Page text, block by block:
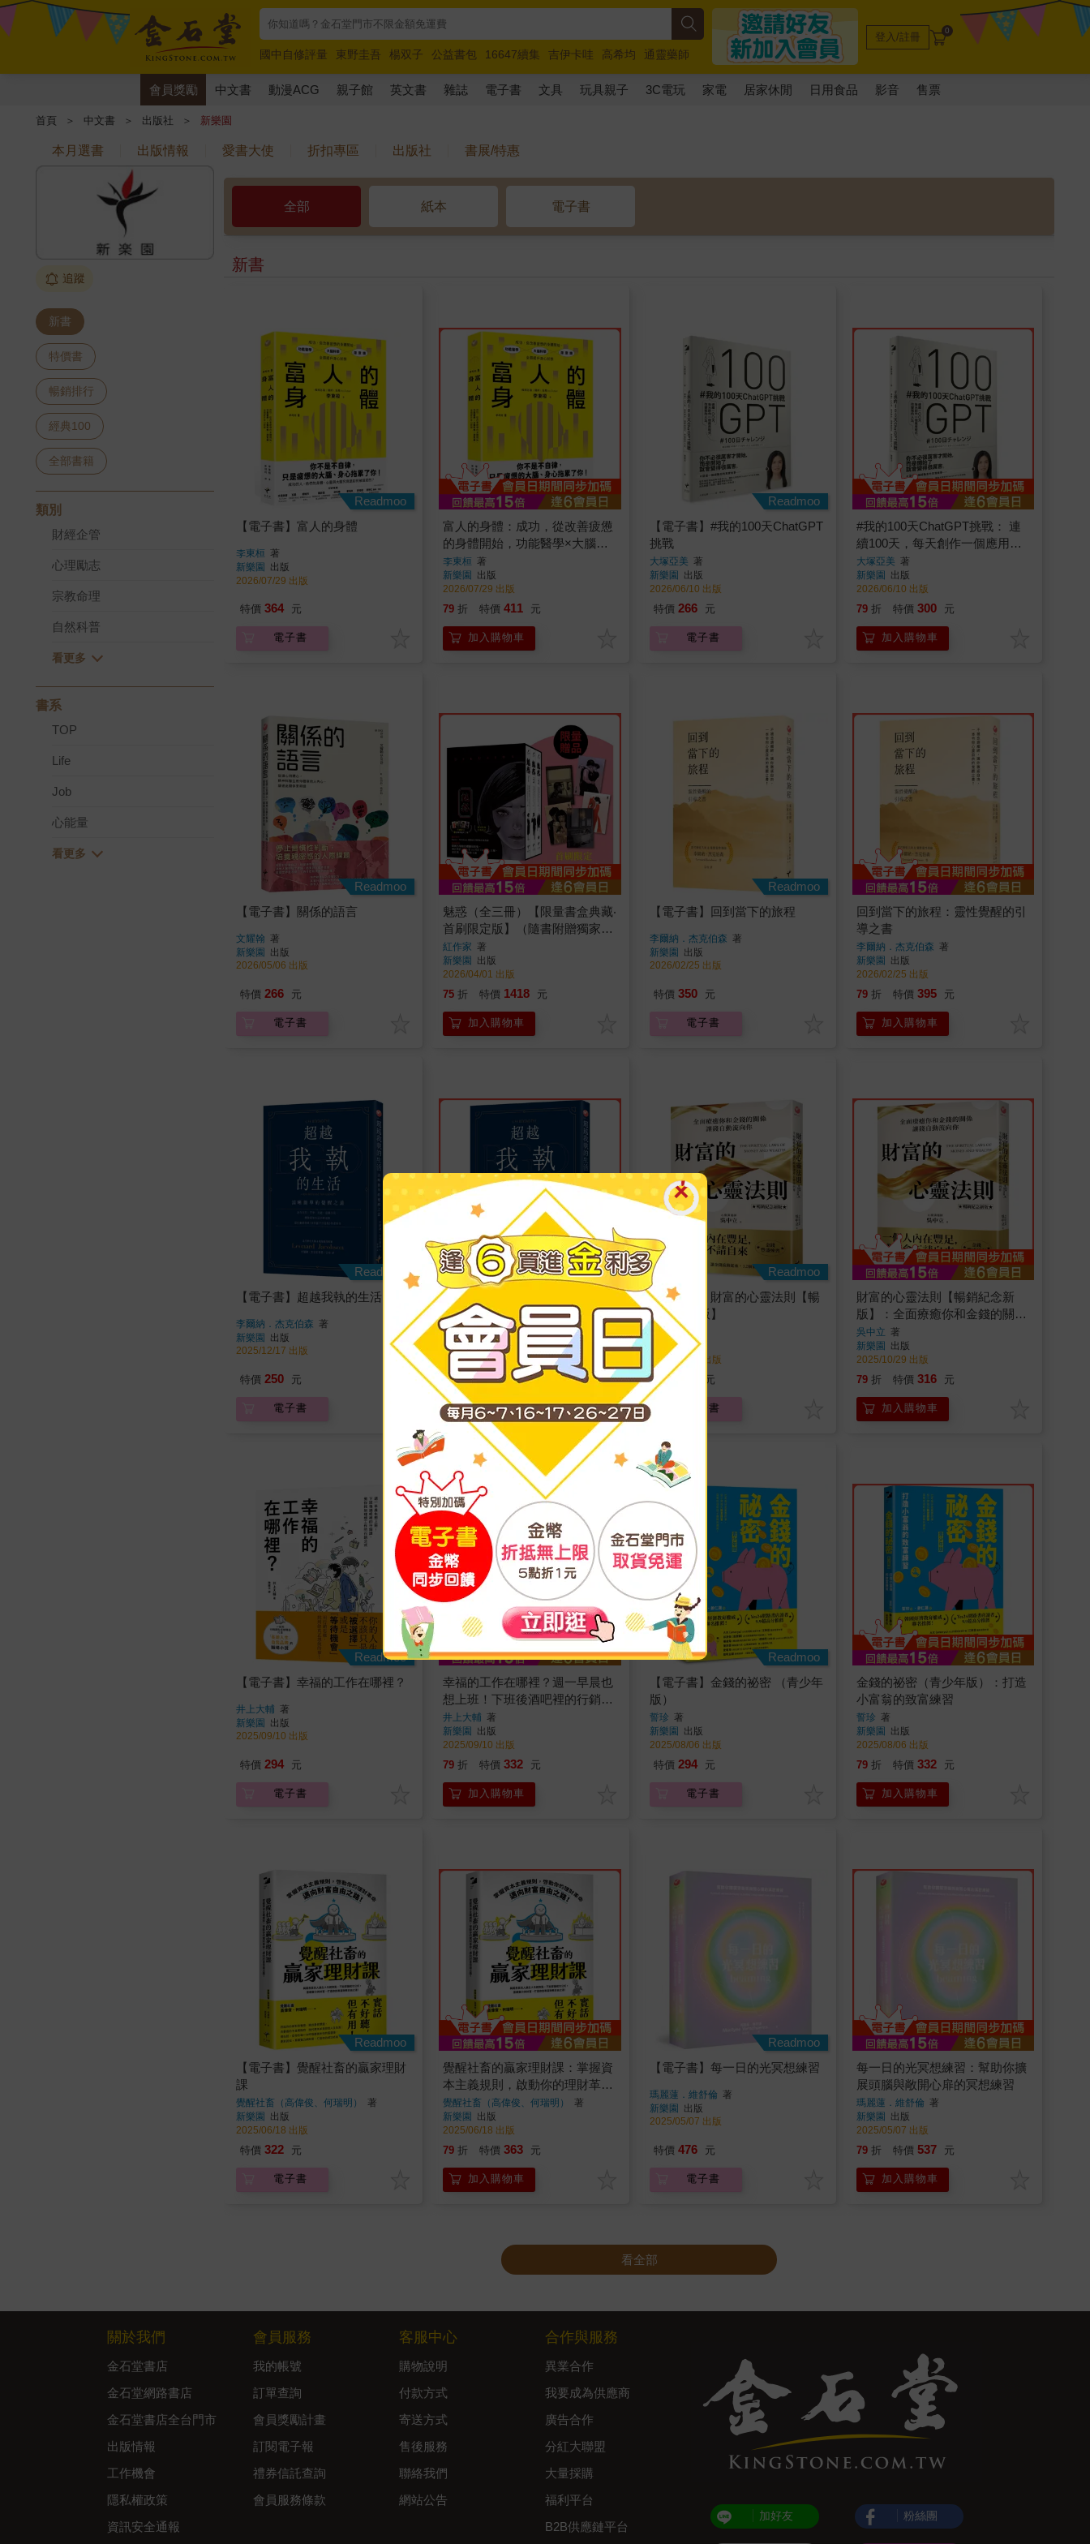
國中自修評量 東野圭吾 楊双子 公益書包 16647續集 吉伊卡哇 高希均
通靈藥師
唯紅花綻放
奧德賽 路邊攤新作 馬斯克 玩具總動員5 超慢跑
登入/註冊 0
會員獎勵 中文書 動漫ACG 親子館 英文書 雜誌 電子書 文具 玩具親子 3C電玩 家電 居家休閒 日用食品 影音 售票
首頁 ＞ 中文書 ＞ 出版社 ＞ 新樂園
本月選書 出版情報 愛書大使 折扣專區 出版社 書展/特惠
追蹤
新書
特價書
暢銷排行
經典100
全部書籍
類別
財經企管
心理勵志
宗教命理
自然科普
書系
TOP
Life
Job
心能量
全部 紙本 電子書
新書
Readmoo
【電子書】富人的身體
李東桓 著
新樂園 出版
2026/07/29 出版
特價 364 元
電子書
富人的身體：成功，從改善疲憊
的身體開始，功能醫學×大腦科
學×潛意識，全面提升身心狀態
李東桓 著
新樂園
出版
2026/07/29 出版
79 折 特價 411 元
加入購物車
Readmoo
【電子書】#我的100天ChatGPT
挑戰
大塚亞美 著
新樂園
出版
2026/06/10 出版
特價 266 元
電子書
#我的100天ChatGPT挑戰： 連
續100天，每天創作一個應用程
式，改變我的人生
大塚亞美 著
新樂園
出版
2026/06/10 出版
79 折 特價 300 元
加入購物車
Readmoo
【電子書】關係的語言
文耀翰 著
新樂園 出版
2026/05/06 出版
特價 266 元
電子書
魅惑（全三冊）【限量書盒典藏‧
首刷限定版】（隨書附贈獨家授
權愛藏明信片5款）
紅作家 著
新樂園
出版
2026/04/01 出版
75 折 特價 1418 元
加入購物車
Readmoo
【電子書】回到當下的旅程
李爾納．杰克伯森 著
新樂園 出版
2026/02/25 出版
特價 350 元
電子書
回到當下的旅程：靈性覺醒的引
導之書
李爾納．杰克伯森 著
新樂園
出版
2026/02/25 出版
79 折 特價 395 元
加入購物車
Readmoo
【電子書】超越我執的生活
李爾納．杰克伯森 著
新樂園 出版
2025/12/17 出版
特價 250 元
電子書
超越我執的生活：清晰簡單的覺
醒之道
李爾納．杰克伯森著
新樂園
出版
2025/12/17 出版
79 折 特價 300 元
加入購物車
Readmoo
【電子書】財富的心靈法則【暢
銷紀念新版】
吳中立
著
新樂園
出版
2025/10/29 出版
特價 元
電子書
財富的心靈法則【暢銷紀念新
版】：全面療癒你和金錢的關
係，讓錢自動流向你
吳中立 著
新樂園
出版
2025/10/29 出版
79 折 特價 316 元
加入購物車
Readmoo
【電子書】幸福的工作在哪裡？
井上大輔 著
新樂園 出版
2025/09/10 出版
特價 294 元
電子書
幸福的工作在哪裡？週一早晨也
想上班！下班後酒吧裡的行銷
課，教你找到理想工作的行銷公
式
井上大輔 著
新樂園
出版
2025/09/10 出版
79 折 特價 332 元
加入購物車
Readmoo
【電子書】金錢的祕密 （青少年
版）
誓珍 著
新樂園
出版
2025/08/06 出版
特價 294 元
電子書
金錢的祕密（青少年版）：打造
小富翁的致富練習
誓珍 著
新樂園
出版
2025/08/06 出版
79 折 特價 332 元
加入購物車
Readmoo
【電子書】覺醒社畜的贏家理財
課
覺醒社畜（高偉俊、何瑞明）
著
新樂園
出版
2025/06/18 出版
特價 322 元
電子書
覺醒社畜的贏家理財課：掌握資
本主義規則，啟動你的理財革
命，邁向財富自由之路！
覺醒社畜（高偉俊、何瑞明）
著
新樂園
出版
2025/06/18 出版
79 折 特價 363 元
加入購物車
Readmoo
【電子書】每一日的光冥想練習
瑪麗蓮．維舒倫 著
新樂園 出版
2025/05/07 出版
特價 476 元
電子書
每一日的光冥想練習：幫助你擴
展頭腦與敞開心扉的冥想練習
瑪麗蓮．維舒倫 著
新樂園
出版
2025/05/07 出版
79 折 特價 537 元
加入購物車
看全部
關於我們
金石堂書店
金石堂網路書店
金石堂書店全台門市
出版情報
工作機會
隱私權政策
資訊安全通報
會員服務
我的帳號
訂單查詢
會員獎勵計畫
訂閱電子報
禮券信託查詢
會員服務條款
客服中心
購物說明
付款方式
寄送方式
售後服務
聯絡我們
網站公告
合作與服務
異業合作
我要成為供應商
廣告合作
分紅大聯盟
大量採購
福利平台
B2B供應鏈平台
加好友 粉絲團